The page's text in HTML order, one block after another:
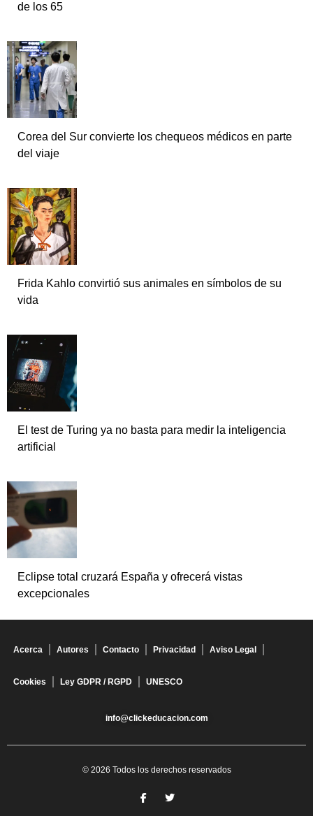
de los 65
Corea del Sur convierte los chequeos médicos en parte
del viaje
Frida Kahlo convirtió sus animales en símbolos de su
vida
El test de Turing ya no basta para medir la inteligencia
artificial
Eclipse total cruzará España y ofrecerá vistas
excepcionales
Acerca Autores Contacto Privacidad Aviso Legal
Cookies Ley GDPR / RGPD UNESCO
info@clickeducacion.com
© 2026 Todos los derechos reservados